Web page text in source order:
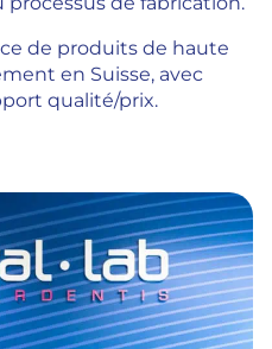
de produits de haute
en Suisse, avec
qualité/prix.